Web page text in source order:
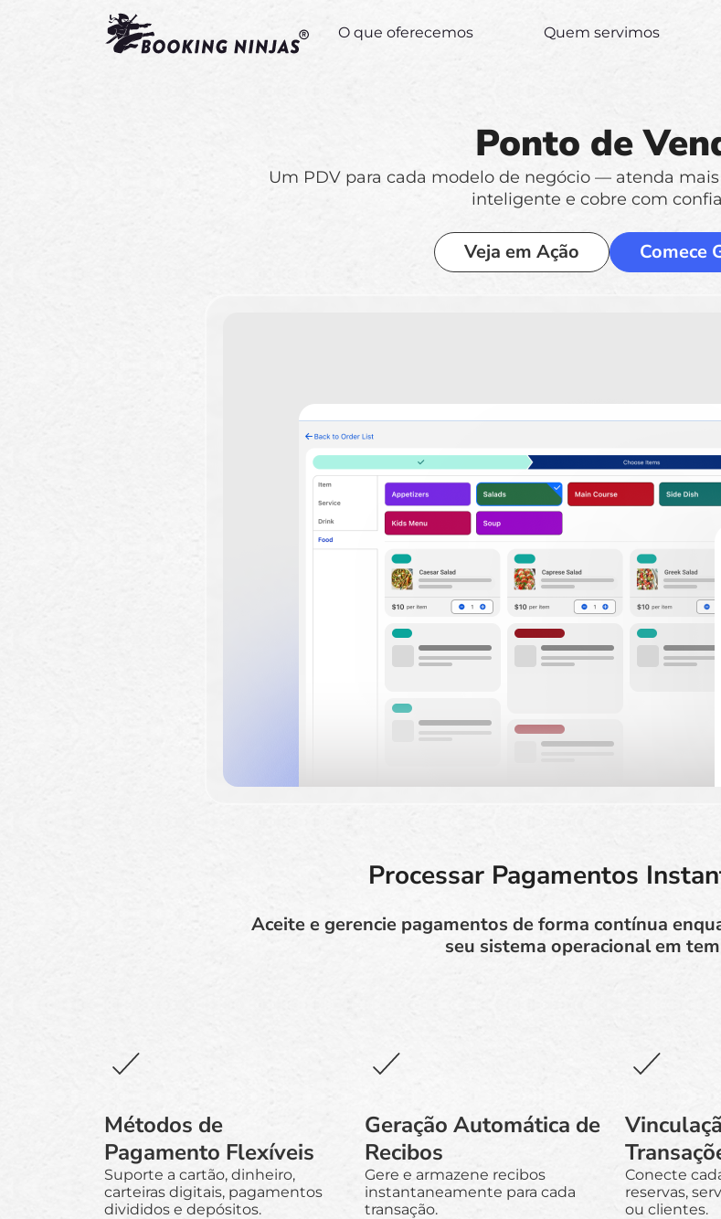
O que oferecemos Quem servimos
Ponto de
Um PDV para cada modelo de negócio — atenda
inteligente e cobre com
Veja em Ação Comece
Processar Pagamentos
Aceite e gerencie pagamentos de forma contínua
seu sistema operacional em
Métodos de
Pagamento Flexíveis
Suporte a cartão, dinheiro,
carteiras digitais, pagamentos
divididos e depósitos.
Geração Automática de
Recibos
Gere e armazene recibos
instantaneamente para cada
transação.
Conecte
reservas,
ou clientes.